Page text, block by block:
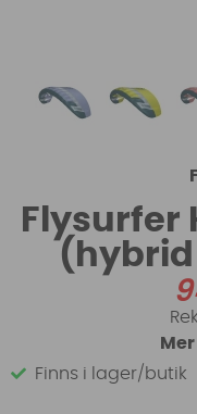
Flysurfer
Finns i lager/butik